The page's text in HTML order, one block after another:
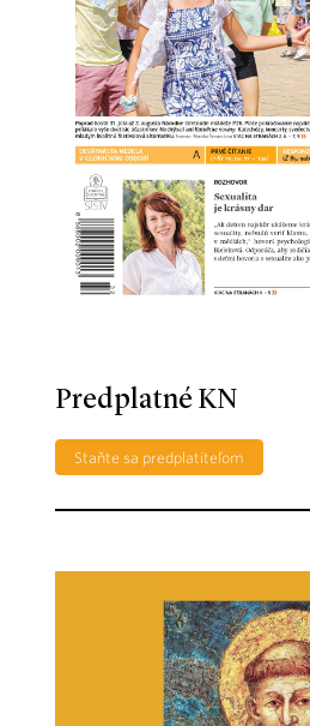
Predplatné KN
Staňte sa predplatiteľom